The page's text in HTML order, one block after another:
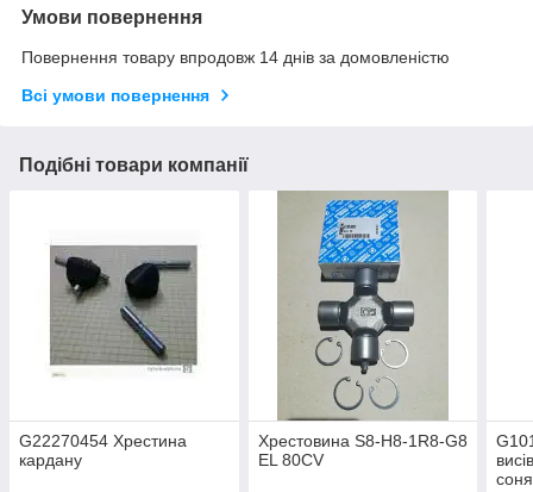
Умови повернення
Повернення товару впродовж 14 днів за домовленістю
Всі умови повернення
Подібні товари компанії
G22270454 Хрестина
кардану
Хрестовина S8-H8-1R8-G8
EL 80CV